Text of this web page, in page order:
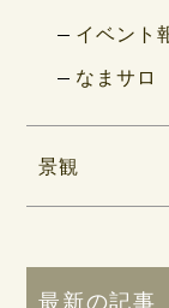
イベント
なまサロ
景観
最新の記事